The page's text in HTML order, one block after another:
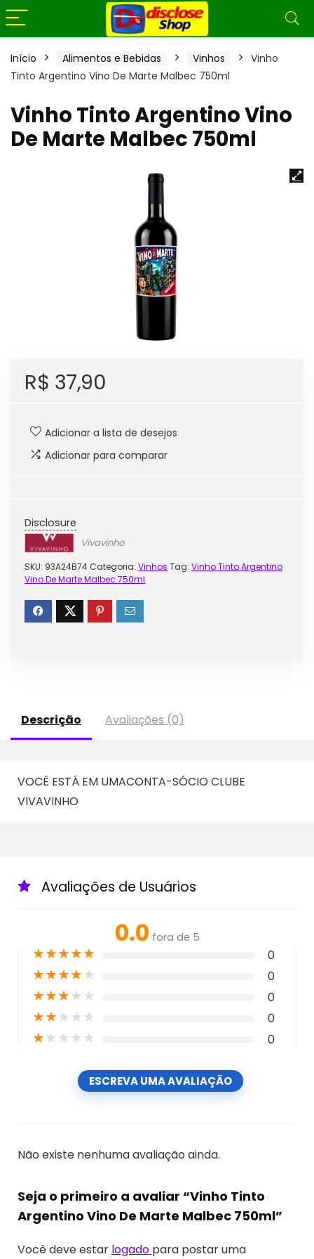
Início Alimentos e Bebidas Vinhos
Vinho
Tinto Argentino Vino De Marte Malbec 750ml
Vinho Tinto Argentino Vino
De Marte Malbec 750ml
R$ 37,90
Adicionar a lista de desejos
Adicionar para comparar
Disclosure
Vivavinho
SKU: 93A24B74 Categoria: Vinhos Tag: Vinho Tinto Argentino
Vino De Marte Malbec 750ml
Descrição Avaliações (0)
VOCÊ ESTÁ EM UMACONTA-SÓCIO CLUBE
VIVAVINHO
Avaliações de Usuários
0.0 fora de 5
★★★★★ 0
★★★★★ 0
★★★★★ 0
★★★★★ 0
★★★★★ 0
ESCREVA UMA AVALIAÇÃO
Não existe nenhuma avaliação ainda.
Seja o primeiro a avaliar “Vinho Tinto
Argentino Vino De Marte Malbec 750ml”
Você deve estar logado para postar uma